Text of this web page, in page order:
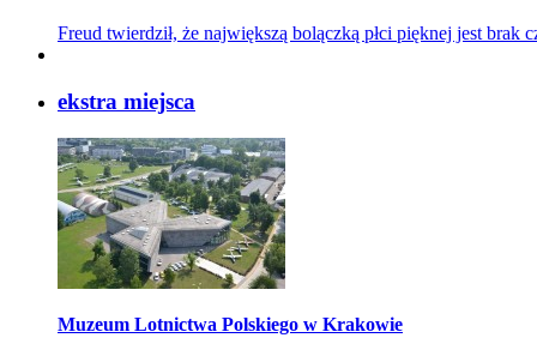
Freud twierdził, że największą bolączką płci pięknej jest brak
ekstra miejsca
Muzeum Lotnictwa Polskiego w Krakowie